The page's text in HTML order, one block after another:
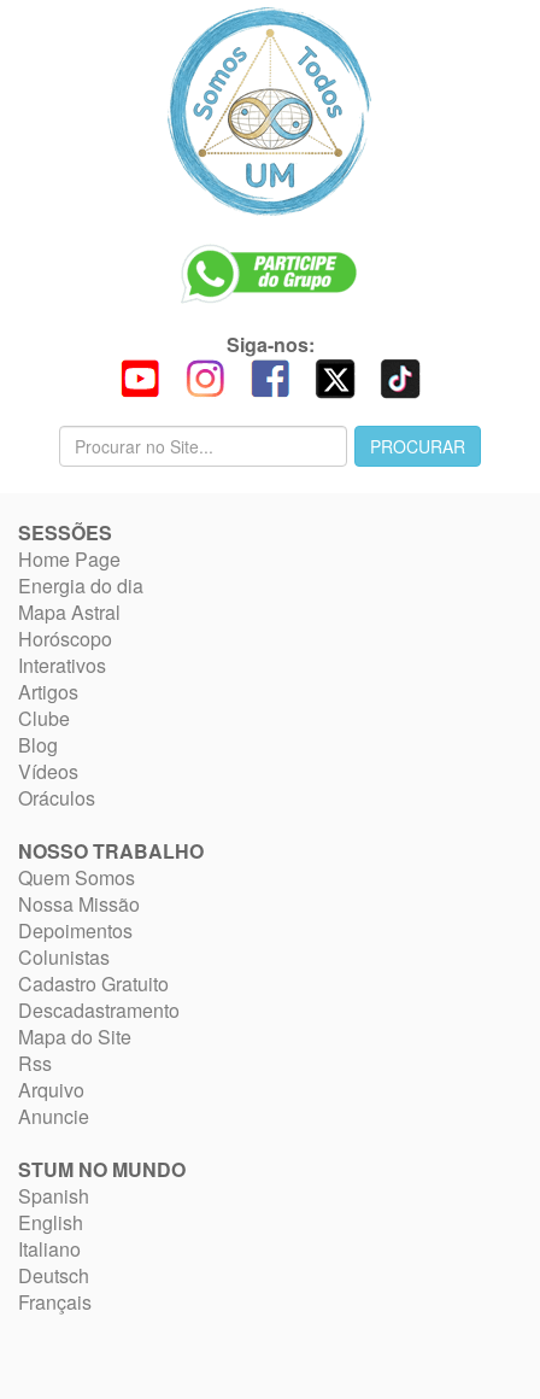
Siga-nos:
SESSÕES
Home Page
Energia do dia
Mapa Astral
Horóscopo
Interativos
Artigos
Clube
Blog
Vídeos
Oráculos
NOSSO TRABALHO
Quem Somos
Nossa Missão
Depoimentos
Colunistas
Cadastro Gratuito
Descadastramento
Mapa do Site
Rss
Arquivo
Anuncie
STUM NO MUNDO
Spanish
English
Italiano
Deutsch
Français